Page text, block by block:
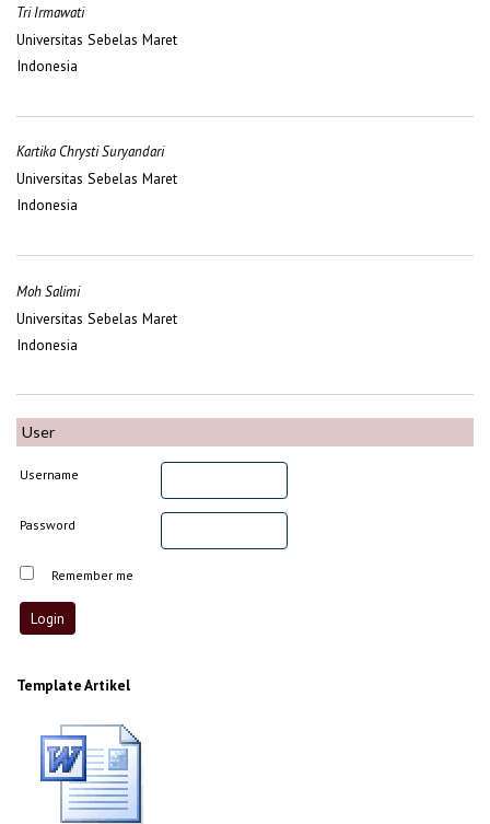
Tri Irmawati
Universitas Sebelas Maret
Indonesia
Kartika Chrysti Suryandari
Universitas Sebelas Maret
Indonesia
Moh Salimi
Universitas Sebelas Maret
Indonesia
User
Username
Password
Remember me
Template Artikel